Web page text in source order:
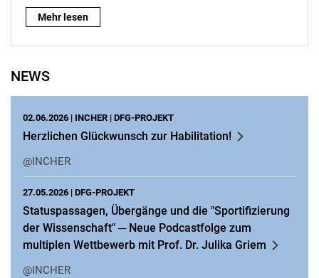
Wir trauern um Prof. Dr. Georg Krücken, den Initiator und
Mehr lesen
NEWS
02.06.2026 | INCHER | DFG-PROJEKT
Herzlichen Glückwunsch zur Habilitation!
@INCHER
27.05.2026 | DFG-PROJEKT
Statuspassagen, Übergänge und die "Sportifizierung
der Wissenschaft" ─ Neue Podcastfolge zum
multiplen Wettbewerb mit Prof. Dr. Julika Griem
@INCHER